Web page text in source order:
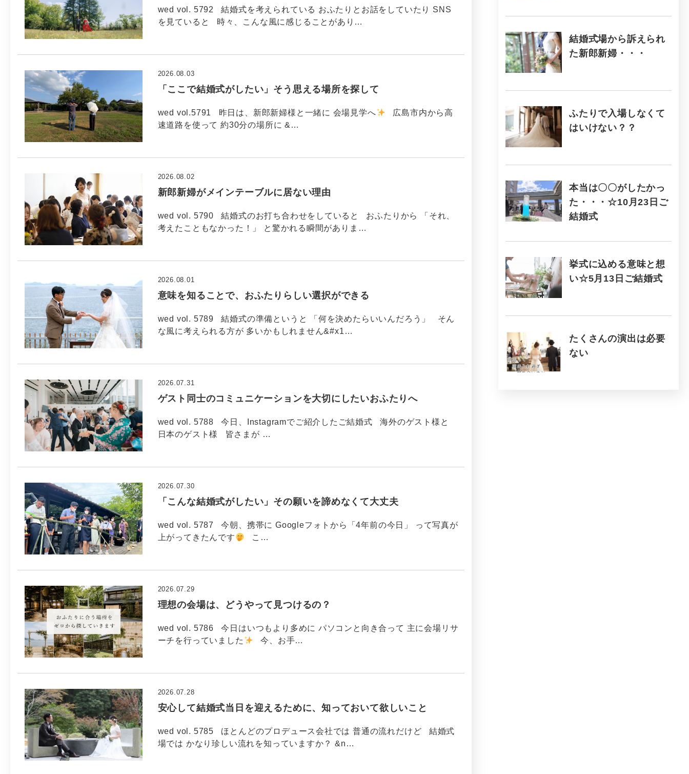
wed vol. 5792 結婚式を考えられている おふたりとお話をしていたり SNS
を見ていると 時々、こんな風に感じることがあり…
「ここで結婚式がしたい」そう思える場所を探して
2026.08.03
wed vol.5791 昨日は、新郎新婦様と一緒に 会場見学へ
広島市内から高
速道路を使って 約30分の場所に &…
新郎新婦がメインテーブルに居ない理由
2026.08.02
wed vol. 5790 結婚式のお打ち合わせをしていると おふたりから 「それ、
考えたこともなかった！」 と驚かれる瞬間がありま…
意味を知ることで、おふたりらしい選択ができる
2026.08.01
wed vol. 5789 結婚式の準備というと 「何を決めたらいいんだろう」 そん
な風に考えられる方が 多いかもしれません&#x1…
ゲスト同士のコミュニケーションを大切にしたいおふたりへ
2026.07.31
wed vol. 5788 今日、Instagramでご紹介したご結婚式 海外のゲスト様と
日本のゲスト様 皆さまが …
「こんな結婚式がしたい」その願いを諦めなくて大丈夫
2026.07.30
wed vol. 5787 今朝、携帯に Googleフォトから「4年前の今日」 って写真が
上がってきたんです
こ…
理想の会場は、どうやって見つけるの？
2026.07.29
wed vol. 5786 今日はいつもより多めに パソコンと向き合って 主に会場リサ
ーチを行っていました
今、お手…
安心して結婚式当日を迎えるために、知っておいて欲しいこと
2026.07.28
wed vol. 5785 ほとんどのプロデュース会社では 普通の流れだけど 結婚式
場では かなり珍しい流れを知っていますか？ &n…
結婚式場から訴えられ
た新郎新婦・・・
ふたりで入場しなくて
はいけない？？
本当は〇〇がしたかっ
た・・・☆10月23日ご
結婚式
挙式に込める意味と想
い☆5月13日ご結婚式
たくさんの演出は必要
ない